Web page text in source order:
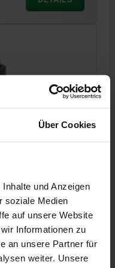
Über Cookies
und Anzeigen
soziale Medien
auf unsere Website
Informationen zu
an unsere Partner für
weiter. Unsere
FORME:C,